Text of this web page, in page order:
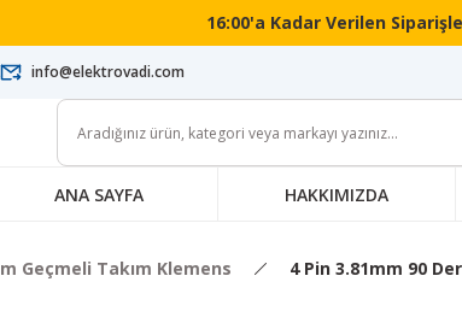
16:00'a Kadar Verilen
info@elektrovadi.com
ANA SAYFA HAKKIMIZDA
Geçmeli Takım Klemens 4 Pin 3.81mm 90